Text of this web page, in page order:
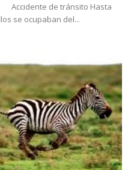
de tránsito Hasta
se ocupaban del...